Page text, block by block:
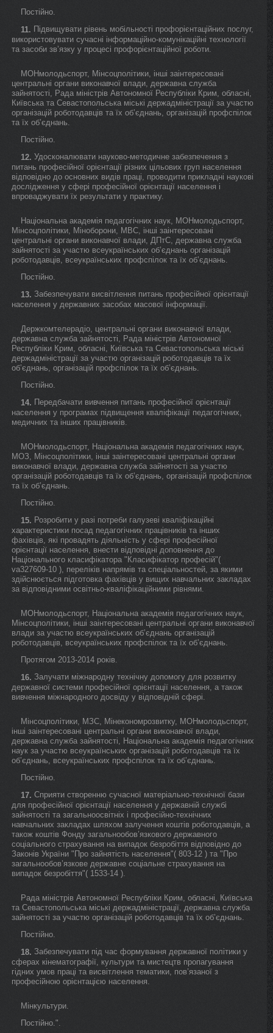
Постійно.
11. Підвищувати рівень мобільності профорієнтаційних послуг,
використовувати сучасні інформаційно-комунікаційні технології
та засоби зв’язку у процесі профорієнтаційної роботи.
МОНмолодьспорт, Мінсоцполітики, інші заінтересовані
центральні органи виконавчої влади, державна служба
зайнятості, Рада міністрів Автономної Республіки Крим, обласні,
Київська та Севастопольська міські держадміністрації за участю
організацій роботодавців та їх об’єднань, організацій профспілок
та їх об’єднань.
Постійно.
12. Удосконалювати науково-методичне забезпечення з
питань професійної орієнтації різних цільових груп населення
відповідно до основних видів праці, проводити прикладні наукові
дослідження у сфері професійної орієнтації населення і
впроваджувати їх результати у практику.
Національна академія педагогічних наук, МОНмолодьспорт,
Мінсоцполітики, Міноборони, МВС, інші заінтересовані
центральні органи виконавчої влади, ДПтС, державна служба
зайнятості за участю всеукраїнських об’єднань організацій
роботодавців, всеукраїнських профспілок та їх об’єднань.
Постійно.
13. Забезпечувати висвітлення питань професійної орієнтації
населення у державних засобах масової інформації.
Держкомтелерадіо, центральні органи виконавчої влади,
державна служба зайнятості, Рада міністрів Автономної
Республіки Крим, обласні, Київська та Севастопольська міські
держадміністрації за участю організацій роботодавців та їх
об’єднань, організацій профспілок та їх об’єднань.
Постійно.
14. Передбачати вивчення питань професійної орієнтації
населення у програмах підвищення кваліфікації педагогічних,
медичних та інших працівників.
МОНмолодьспорт, Національна академія педагогічних наук,
МОЗ, Мінсоцполітики, інші заінтересовані центральні органи
виконавчої влади, державна служба зайнятості за участю
організацій роботодавців та їх об’єднань, організацій профспілок
та їх об’єднань.
Постійно.
15. Розробити у разі потреби галузеві кваліфікаційні
характеристики посад педагогічних працівників та інших
фахівців, які провадять діяльність у сфері професійної
орієнтації населення, внести відповідні доповнення до
Національного класифікатора "Класифікатор професій"(
va327609-10 ), переліків напрямів та спеціальностей, за якими
здійснюється підготовка фахівців у вищих навчальних закладах
за відповідними освітньо-кваліфікаційними рівнями.
МОНмолодьспорт, Національна академія педагогічних наук,
Мінсоцполітики, інші заінтересовані центральні органи виконавчої
влади за участю всеукраїнських об’єднань організацій
роботодавців, всеукраїнських профспілок та їх об’єднань.
Протягом 2013-2014 років.
16. Залучати міжнародну технічну допомогу для розвитку
державної системи професійної орієнтації населення, а також
вивчення міжнародного досвіду у відповідній сфері.
Мінсоцполітики, МЗС, Мінекономрозвитку, МОНмолодьспорт,
інші заінтересовані центральні органи виконавчої влади,
державна служба зайнятості, Національна академія педагогічних
наук за участю всеукраїнських організацій роботодавців та їх
об’єднань, всеукраїнських профспілок та їх об’єднань.
Постійно.
17. Сприяти створенню сучасної матеріально-технічної бази
для професійної орієнтації населення у державній службі
зайнятості та загальноосвітніх і професійно-технічних
навчальних закладах шляхом залучення коштів роботодавців, а
також коштів Фонду загальнообов’язкового державного
соціального страхування на випадок безробіття відповідно до
Законів України "Про зайнятість населення"( 803-12 ) та "Про
загальнообов’язкове державне соціальне страхування на
випадок безробіття"( 1533-14 ).
Рада міністрів Автономної Республіки Крим, обласні, Київська
та Севастопольська міські держадміністрації, державна служба
зайнятості за участю організацій роботодавців та їх об’єднань.
Постійно.
18. Забезпечувати під час формування державної політики у
сферах кінематографії, культури та мистецтв пропагування
гідних умов праці та висвітлення тематики, пов’язаної з
професійною орієнтацією населення.
Мінкультури.
Постійно.".